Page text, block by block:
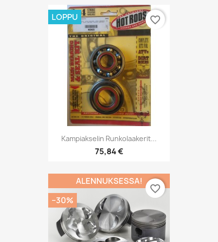
Kampiakselin Runkolaakerit...
75,84 €
LOPPU favorite_border
ALENNUKSESSA!
−30%
favorite_border